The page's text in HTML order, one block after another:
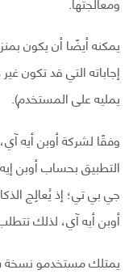
يمكنه أيضًا أن يكون
إجاباته التي قد تكون
يمليه على المستخدم).
وفقًا لشركة أوبن أيه
التطبيق بحساب أوبن
جي بي تي؛ إذ يُعالِج
أوبن أيه آي، لذلك
يمتلك مستخدمو نسخة